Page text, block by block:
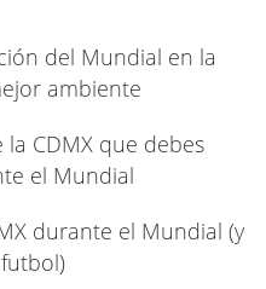
del Mundial en la
ambiente
CDMX que debes
el Mundial
durante el Mundial (y